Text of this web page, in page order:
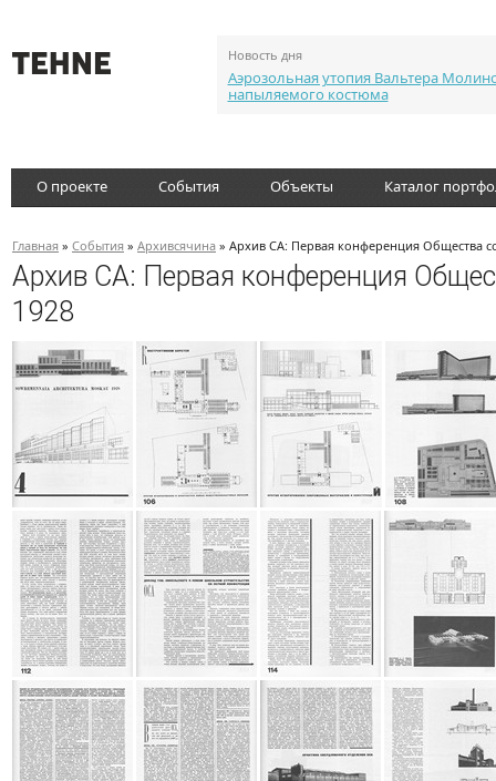
Новость дня
Аэрозольная утопия Вальтера
напыляемого костюма
О проекте События Объекты Каталог
Главная » События » Архивсячина » Архив СА: Первая конференция Общества
Архив СА: Первая конференция
1928